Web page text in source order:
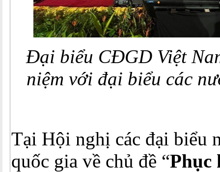
Đại biểu CĐGD Việt
niệm với đại biểu các
Tại Hội nghị các đại biểu
quốc gia về chủ đề “Phục